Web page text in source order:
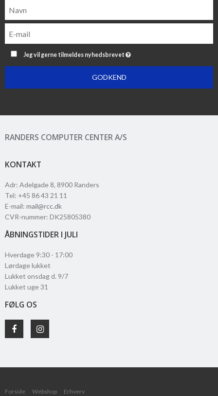
Jeg vil gerne tilmeldes nyhedsbrevet
GODKEND
RANDERS COMPUTER CENTER A/S
KONTAKT
Adr: Adelgade 8, 8900 Randers
Tel: +45 86 43 21 11
E-mail: mail@rcc.dk
CVR-nummer: DK25805380
ÅBNINGSTIDER I JULI
Hverdage 9:30 - 17:00
Lørdage lukket
Lukket onsdag d. 9/7
Lukket uge 31
FØLG OS
Forside Webshop Erhverv